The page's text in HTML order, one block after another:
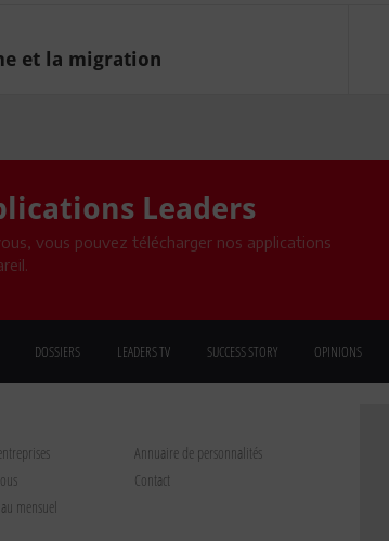
et la migration
Leaders
vous pouvez télécharger nos applications
DOSSIERS LEADERS TV SUCCESS STORY OPINIONS
Annuaire de personnalités
Contact
mensuel